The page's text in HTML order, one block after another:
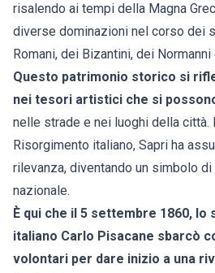
risalendo ai tempi della Magna
diverse dominazioni nel corso dei
Romani, dei Bizantini, dei
Questo patrimonio storico si
nei tesori artistici che si
nelle strade e nei luoghi della città.
Risorgimento italiano, Sapri ha
rilevanza, diventando un simbolo
nazionale.
È qui che il 5 settembre 1860,
italiano Carlo Pisacane sbarcò
volontari per dare inizio a una